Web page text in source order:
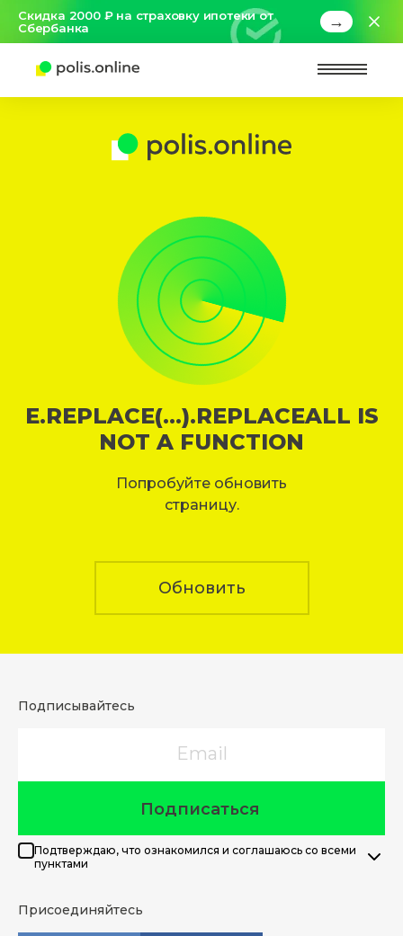
Скидка 2000 ₽ на страховку ипотеки от
Сбербанка
→
E.REPLACE(...).REPLACEALL IS
NOT A FUNCTION
Попробуйте обновить
страницу.
Обновить
Подписывайтесь
Подписаться
Подтверждаю, что ознакомился и соглашаюсь со всеми
пунктами
Присоединяйтесь